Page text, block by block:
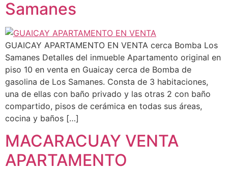
Samanes
GUAICAY APARTAMENTO EN VENTA cerca Bomba Los
Samanes Detalles del inmueble Apartamento original en
piso 10 en venta en Guaicay cerca de Bomba de
gasolina de Los Samanes. Consta de 3 habitaciones,
una de ellas con baño privado y las otras 2 con baño
compartido, pisos de cerámica en todas sus áreas,
cocina y baños […]
MACARACUAY VENTA
APARTAMENTO